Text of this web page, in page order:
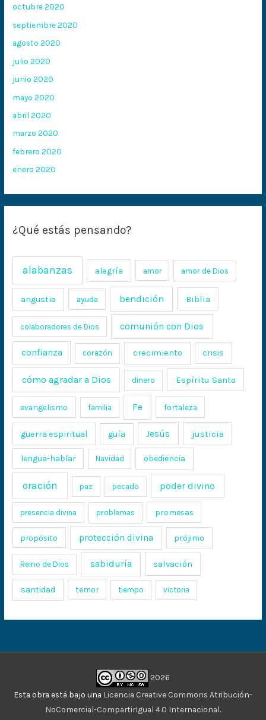
octubre 2020
septiembre 2020
agosto 2020
julio 2020
junio 2020
mayo 2020
abril 2020
marzo 2020
febrero 2020
enero 2020
¿Qué estás pensando?
alabanzas alegría amor amor de Dios
angustia ayuda bendición Biblia
colaboradores de Dios comunión con Dios
confianza corazón crecimiento crisis
cómo agradar a Dios dinero Espíritu Santo
evangelismo familia Fe fortaleza
guerra espiritual guía Jesús justicia
lengua-hablar Navidad obediencia
oración paz pecado poder divino
presencia divina problemas promesas
propósito protección divina prójimo
Reino de Dios sabiduría salvación
santidad temor tiempo victoria
2026
Esta obra está bajo una Licencia Creative Commons Atribución-
NoComercial-CompartirIgual 4.0 Internacional.